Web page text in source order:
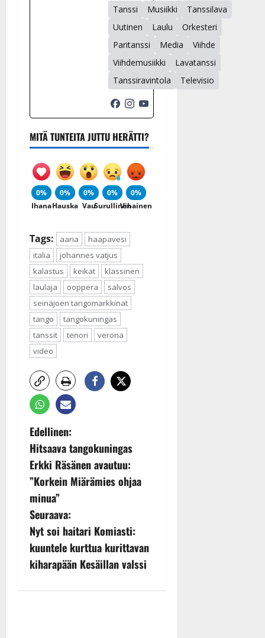
Tanssi Musiikki
Tanssilava
Uutinen
Laulu
Orkesteri
Paritanssi
Media
Viihde
Viihdemusiikki
Lavatanssi
Tanssiravintola
Televisio
MITÄ TUNTEITA JUTTU HERÄTTI?
0%
Ihana
0%
Hauska
0%
Vau
0%
Surullinen
0%
Vihainen
Tags: aaria
haapavesi
italia
johannes vatjus
kalastus
keikat
klassinen
laulaja
ooppera
salvos
seinäjoen tangomarkkinat
tango
tangokuningas
tanssit
tenori
verona
video
P
o
s
t
n
a
Edellinen:
Hitsaava tangokuningas
Erkki Räsänen avautuu:
”Korkein Miärämies ohjaa
minua”
Seuraava:
Nyt soi haitari Komiasti:
kuuntele kurttua kurittavan
kiharapään Kesäillan valssi